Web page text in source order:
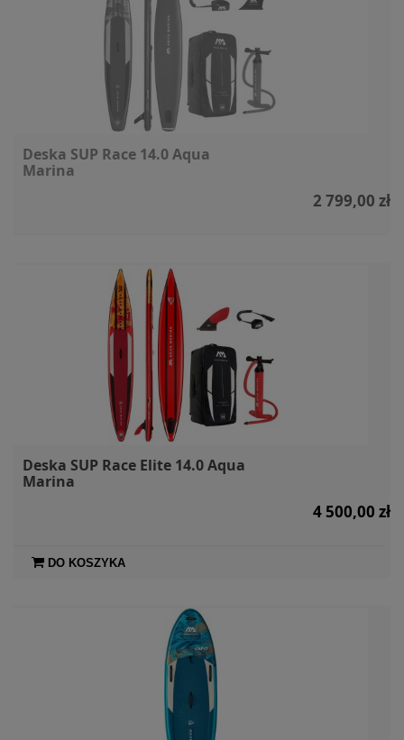
Deska SUP Race 14.0 Aqua
Marina
2 799,00 zł
Deska SUP Race Elite 14.0 Aqua
Marina
4 500,00 zł
DO KOSZYKA